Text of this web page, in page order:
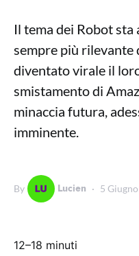
Il tema dei Robot sta
sempre più rilevante
diventato virale il
smistamento di
minaccia futura,
imminente.
By Lucien 5
12–18 minuti